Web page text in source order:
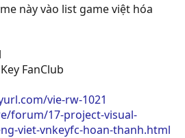
này vào list game việt hóa
FanClub
vie-rw-1021
forum/17-project-visual-
viet-vnkeyfc-hoan-thanh.html